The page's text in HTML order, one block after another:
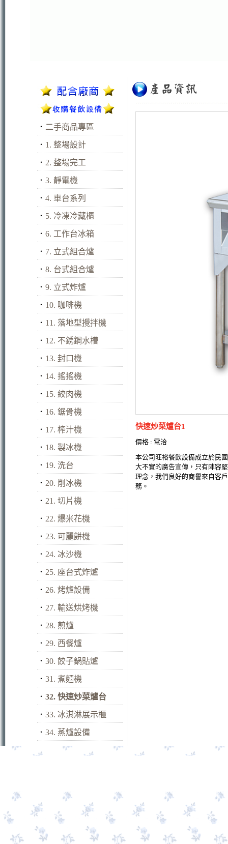
． 二手商品專區
． 1. 整場設計
． 2. 整場完工
． 3. 靜電機
． 4. 車台系列
． 5. 冷凍冷藏櫃
． 6. 工作台冰箱
． 7. 立式組合爐
． 8. 台式組合爐
． 9. 立式炸爐
． 10. 咖啡機
． 11. 落地型攪拌機
． 12. 不銹鋼水槽
． 13. 封口機
． 14. 搖搖機
． 15. 絞肉機
． 16. 鋸骨機
． 17. 榨汁機
． 18. 製冰機
． 19. 洗台
． 20. 削冰機
． 21. 切片機
． 22. 爆米花機
． 23. 可麗餅機
． 24. 冰沙機
． 25. 座台式炸爐
． 26. 烤爐設備
． 27. 輸送烘烤機
． 28. 煎爐
． 29. 西餐爐
． 30. 餃子鍋貼爐
． 31. 煮麵機
． 32. 快速炒菜爐台
． 33. 冰淇淋展示櫃
． 34. 蒸爐設備
快速炒菜爐台1
價格 : 電洽
本公司旺裕餐飲設備成立於民
大不實的廣告宣傳，只有陣容
理念，我們良好的商譽來自客
務。